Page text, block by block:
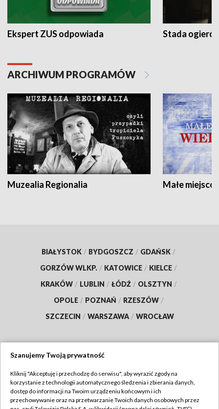
Ekspert ZUS odpowiada Stada
ARCHIWUM PROGRAMÓW
Muzealia Regionalia Małe
BIAŁYSTOK / BYDGOSZCZ / GDAŃSK /
GORZÓW WLKP. / KATOWICE / KIELCE /
KRAKÓW / LUBLIN / ŁÓDŹ / OLSZTYN /
OPOLE / POZNAŃ / RZESZÓW /
SZCZECIN / WARSZAWA / WROCŁAW
TVP
Abonament TVP
Regulamin TVP
Szanujemy Twoją prywatność
Kliknij "Akceptuję i przechodzę do serwisu", aby wyrazić zgody na
korzystanie z technologii automatycznego śledzenia i zbierania danych,
dostęp do informacji na Twoim urządzeniu końcowym i ich
przechowywanie oraz na przetwarzanie Twoich danych osobowych przez